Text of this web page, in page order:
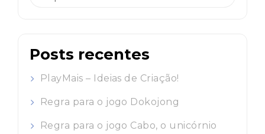
Posts recentes
PlayMais – Ideias de Criação!
Regra para o jogo Dokojong
Regra para o jogo Cabo, o unicórnio